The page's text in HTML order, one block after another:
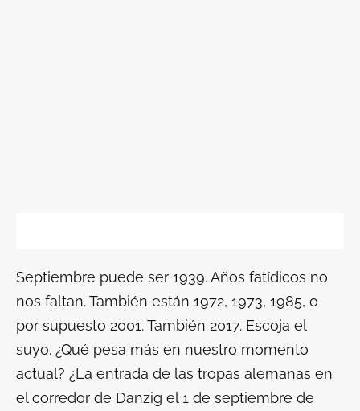
Septiembre puede ser 1939. Años fatídicos no
nos faltan. También están 1972, 1973, 1985, o
por supuesto 2001. También 2017. Escoja el
suyo. ¿Qué pesa más en nuestro momento
actual? ¿La entrada de las tropas alemanas en
el corredor de Danzig el 1 de septiembre de